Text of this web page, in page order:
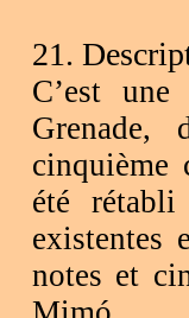
21.
C’est
cinquième
été rétabli
existentes
notes et